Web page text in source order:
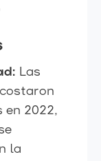
Las
en 2022,
la